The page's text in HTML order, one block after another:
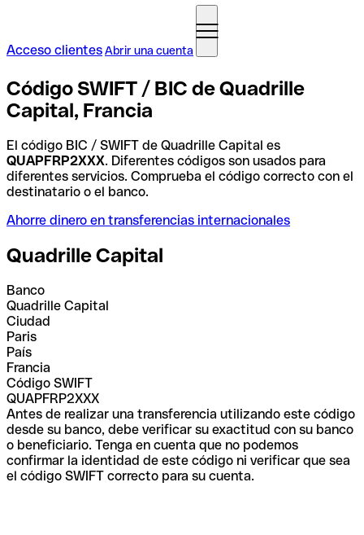
Acceso clientesAbrir una cuenta
Código SWIFT / BIC de Quadrille
Capital, Francia
El código BIC / SWIFT de Quadrille Capital es
QUAPFRP2XXX. Diferentes códigos son usados para
diferentes servicios. Comprueba el código correcto con el
destinatario o el banco.
Ahorre dinero en transferencias internacionales
Quadrille Capital
Banco
Quadrille Capital
Ciudad
Paris
País
Francia
Código SWIFT
QUAPFRP2XXX
Antes de realizar una transferencia utilizando este código
desde su banco, debe verificar su exactitud con su banco
o beneficiario. Tenga en cuenta que no podemos
confirmar la identidad de este código ni verificar que sea
el código SWIFT correcto para su cuenta.